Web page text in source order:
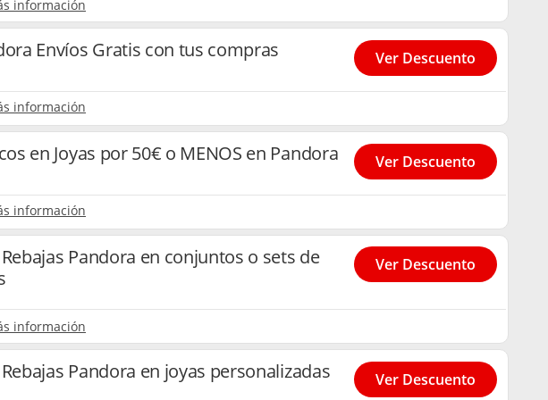
información
Envíos Gratis con tus compras
información
Ver Descuento
en Joyas por 50€ o MENOS en Pandora
información
Ver Descuento
Rebajas Pandora en conjuntos o sets de
información
Ver Descuento
Pandora en joyas personalizadas Ver Descuento